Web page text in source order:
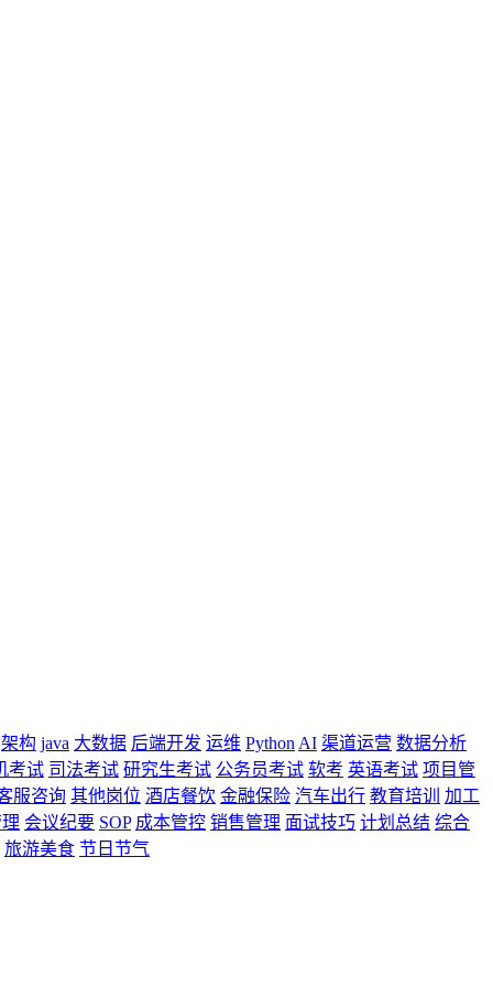
架构 java 大数据 后端开发 运维 Python AI 渠道运营 数据分析
考试 司法考试 研究生考试 公务员考试 软考 英语考试 项目管
服咨询 其他岗位 酒店餐饮 金融保险 汽车出行 教育培训
加工
会议纪要 SOP 成本管控 销售管理 面试技巧 计划总结 综合
旅游美食 节日节气